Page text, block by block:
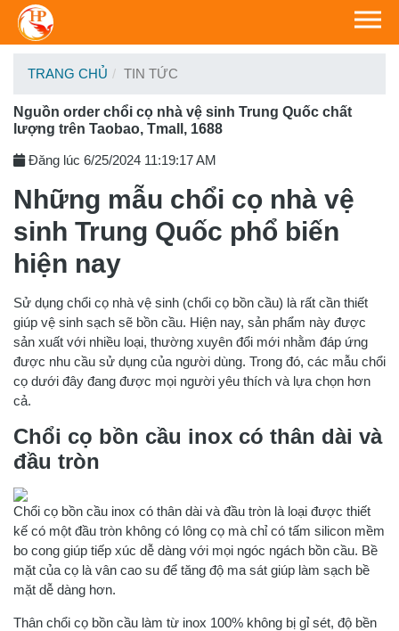
TRANG CHỦ TIN TỨC
Nguồn order chổi cọ nhà vệ sinh Trung Quốc chất
lượng trên Taobao, Tmall, 1688
Đăng lúc 6/25/2024 11:19:17 AM
Những mẫu chổi cọ nhà vệ
sinh Trung Quốc phổ biến
hiện nay
Sử dụng chổi cọ nhà vệ sinh (chổi cọ bồn cầu) là rất cần thiết
giúp vệ sinh sạch sẽ bồn cầu. Hiện nay, sản phẩm này được
sản xuất với nhiều loại, thường xuyên đổi mới nhằm đáp ứng
được nhu cầu sử dụng của người dùng. Trong đó, các mẫu chổi
cọ dưới đây đang được mọi người yêu thích và lựa chọn hơn
cả.
Chổi cọ bồn cầu inox có thân dài và
đầu tròn
Chổi cọ bồn cầu inox có thân dài và đầu tròn là loại được thiết
kế có một đầu tròn không có lông cọ mà chỉ có tấm silicon mềm
bo cong giúp tiếp xúc dễ dàng với mọi ngóc ngách bồn cầu. Bề
mặt của cọ là vân cao su để tăng độ ma sát giúp làm sạch bề
mặt dễ dàng hơn.
Thân chổi cọ bồn cầu làm từ inox 100% không bị gỉ sét, độ bền